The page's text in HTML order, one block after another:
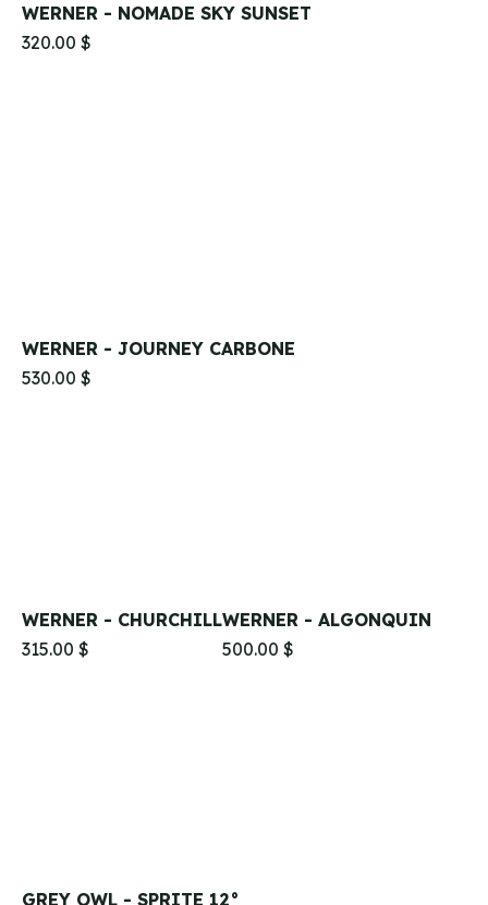
WERNER - NOMADE SKY SUNSET
320.00 $
WERNER - JOURNEY CARBONE
530.00 $
WERNER - CHURCHILL
315.00 $
WERNER - ALGONQUIN
500.00 $
GREY OWL - SPRITE 12°